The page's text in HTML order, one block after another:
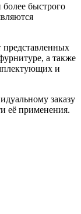
быстрого
представленных
а также
и
заказу
её применения.